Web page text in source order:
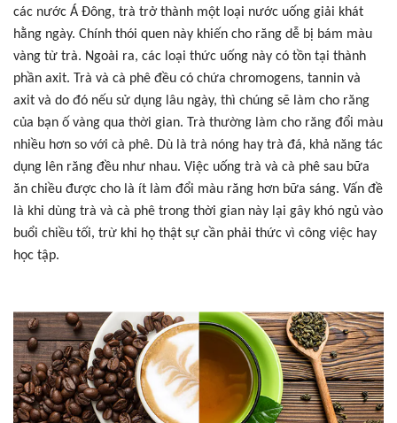
các nước Á Đông, trà trở thành một loại nước uống giải khát
hằng ngày. Chính thói quen này khiến cho răng dễ bị bám màu
vàng từ trà. Ngoài ra, các loại thức uống này có tồn tại thành
phần axit. Trà và cà phê đều có chứa chromogens, tannin và
axit và do đó nếu sử dụng lâu ngày, thì chúng sẽ làm cho răng
của bạn ố vàng qua thời gian. Trà thường làm cho răng đổi màu
nhiều hơn so với cà phê. Dù là trà nóng hay trà đá, khả năng tác
dụng lên răng đều như nhau. Việc uống trà và cà phê sau bữa
ăn chiều được cho là ít làm đổi màu răng hơn bữa sáng. Vấn đề
là khi dùng trà và cà phê trong thời gian này lại gây khó ngủ vào
buổi chiều tối, trừ khi họ thật sự cần phải thức vì công việc hay
học tập.